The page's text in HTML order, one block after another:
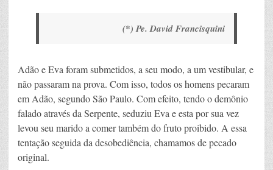
(*) Pe. David Francisquini
Adão e Eva foram submetidos, a seu modo, a um vestibular, e
não passaram na prova. Com isso, todos os homens pecaram
em Adão, segundo São Paulo. Com efeito, tendo o demônio
falado através da Serpente, seduziu Eva e esta por sua vez
levou seu marido a comer também do fruto proibido. A essa
tentação seguida da desobediência, chamamos de pecado
original.